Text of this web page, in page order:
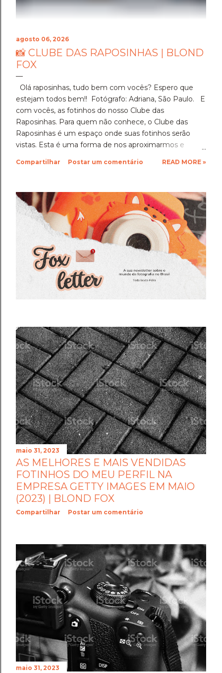
agosto 06, 2026
📸 CLUBE DAS RAPOSINHAS | BLOND
FOX
Olá raposinhas, tudo bem com vocês? Espero que
estejam todos bem!! Fotógrafo: Adriana, São Paulo. E
com vocês, as fotinhos do nosso Clube das
Raposinhas. Para quem não conhece, o Clube das
Raposinhas é um espaço onde suas fotinhos serão
vistas. Esta é uma forma de nos aproximarmos e
basta enviar suas fotinhos para o nosso e-mail
nome (primeiro nome para a identificação da foto), de
onde você é, e se preferir, contar um pouquinho sobre
suas fotinhos. Fique a vontade! Ficarei muito feliz de
recebê-las. Eu espero as suas obras de arte, ein?!
Beijos da raposa e até a próxima!!
Compartilhar Postar um comentário READ MORE »
maio 31, 2023
AS MELHORES E MAIS VENDIDAS
FOTINHOS DO MEU PERFIL NA
EMPRESA GETTY IMAGES EM MAIO
(2023) | BLOND FOX
Compartilhar Postar um comentário
maio 31, 2023